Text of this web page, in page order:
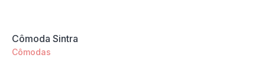
Cômoda Sintra
Cômodas